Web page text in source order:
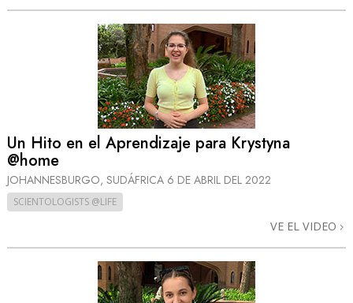
Un Hito en el Aprendizaje para Krystyna
@home
JOHANNESBURGO, SUDÁFRICA 6 DE ABRIL DEL 2022
SCIENTOLOGISTS @LIFE
VE EL VIDEO